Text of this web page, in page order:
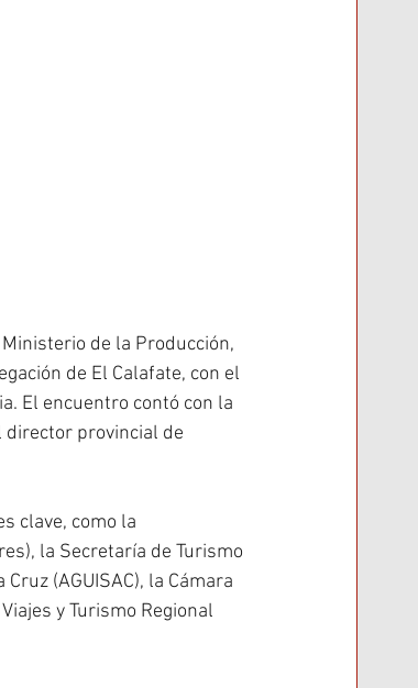
de la Producción,
de El Calafate, con el
El encuentro contó con la
provincial de
clave, como la
la Secretaría de Turismo
(AGUISAC), la Cámara
y Turismo Regional